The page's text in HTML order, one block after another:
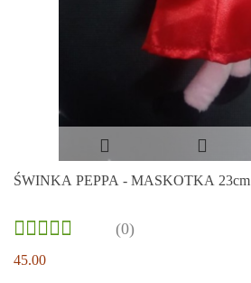
ŚWINKA PEPPA - MASKOTKA 23cm
(0)
45.00